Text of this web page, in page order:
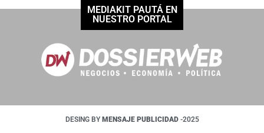
MEDIAKIT PAUTÁ EN
NUESTRO PORTAL
DESING BY MENSAJE PUBLICIDAD -2025